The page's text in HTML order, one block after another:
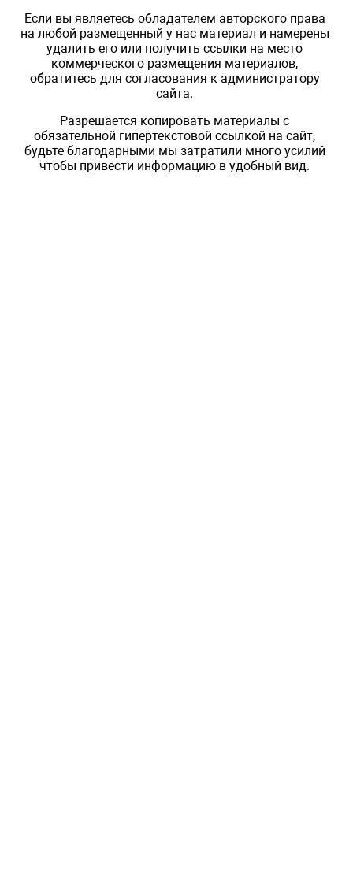
Если вы являетесь обладателем авторского права
на любой размещенный у нас материал и намерены
удалить его или получить ссылки на место
коммерческого размещения материалов,
обратитесь для согласования к администратору
сайта.
Разрешается копировать материалы с
обязательной гипертекстовой ссылкой на сайт,
будьте благодарными мы затратили много усилий
чтобы привести информацию в удобный вид.